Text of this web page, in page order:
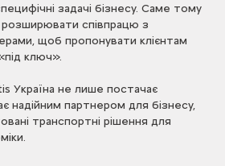
задачі бізнесу. Саме тому
співпрацю з
щоб пропонувати клієнтам
ключ».
Україна не лише постачає
надійним партнером для бізнесу,
транспортні рішення для